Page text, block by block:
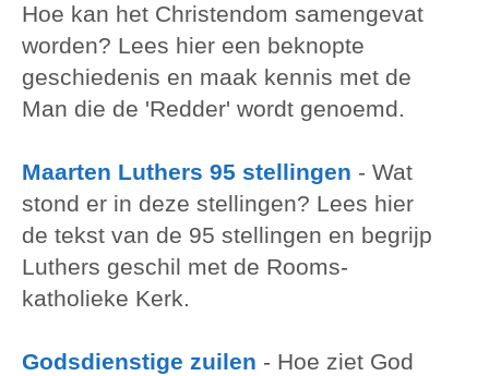
Hoe kan het Christendom samengevat
worden? Lees hier een beknopte
geschiedenis en maak kennis met de
Man die de 'Redder' wordt genoemd.
Maarten Luthers 95 stellingen - Wat
stond er in deze stellingen? Lees hier
de tekst van de 95 stellingen en begrijp
Luthers geschil met de Rooms-
katholieke Kerk.
Godsdienstige zuilen - Hoe ziet God